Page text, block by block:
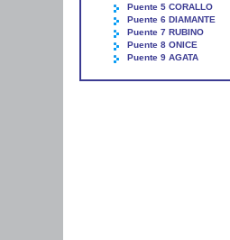
Puente 5 CORALLO
Puente 6 DIAMANTE
Puente 7 RUBINO
Puente 8 ONICE
Puente 9 AGATA